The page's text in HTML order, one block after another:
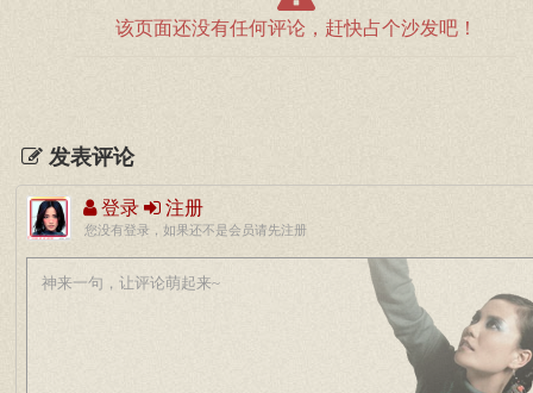
该页面还没有任何评论，赶快占个沙发吧！
发表评论
登录 注册
您没有登录，如果还不是会员请先注册